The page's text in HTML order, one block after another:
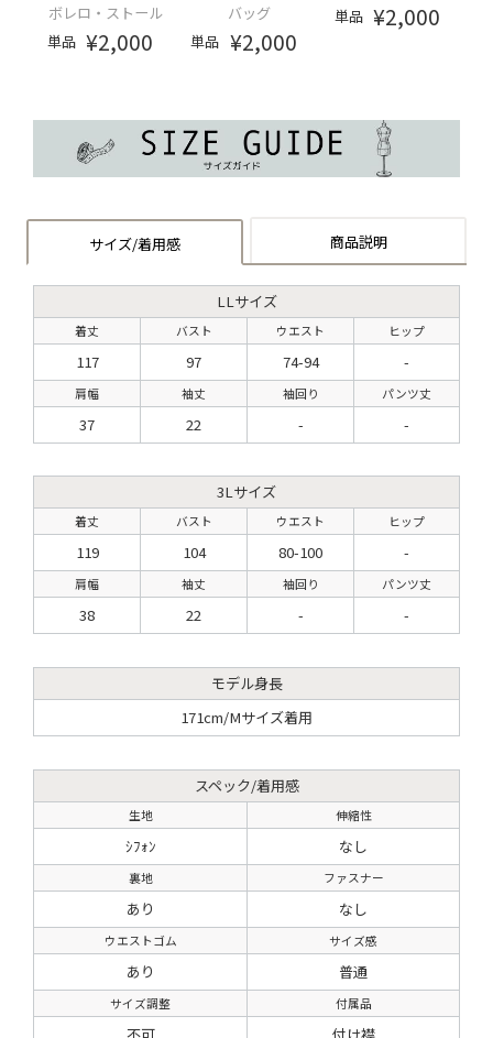
ボレロ・ストール
単品 ¥2,000
バッグ
単品 ¥2,000
単品 ¥2,000
サイズ/着用感 商品説明
LLサイズ
着丈 バスト ウエスト ヒップ
117 97 74-94 -
肩幅 袖丈 袖回り パンツ丈
37 22 - -
3Lサイズ
着丈 バスト ウエスト ヒップ
119 104 80-100 -
肩幅 袖丈 袖回り パンツ丈
38 22 - -
モデル身長
171cm/Mサイズ着用
スペック/着用感
生地 伸縮性
ｼﾌｫﾝ なし
裏地 ファスナー
あり なし
ウエストゴム サイズ感
あり 普通
サイズ調整 付属品